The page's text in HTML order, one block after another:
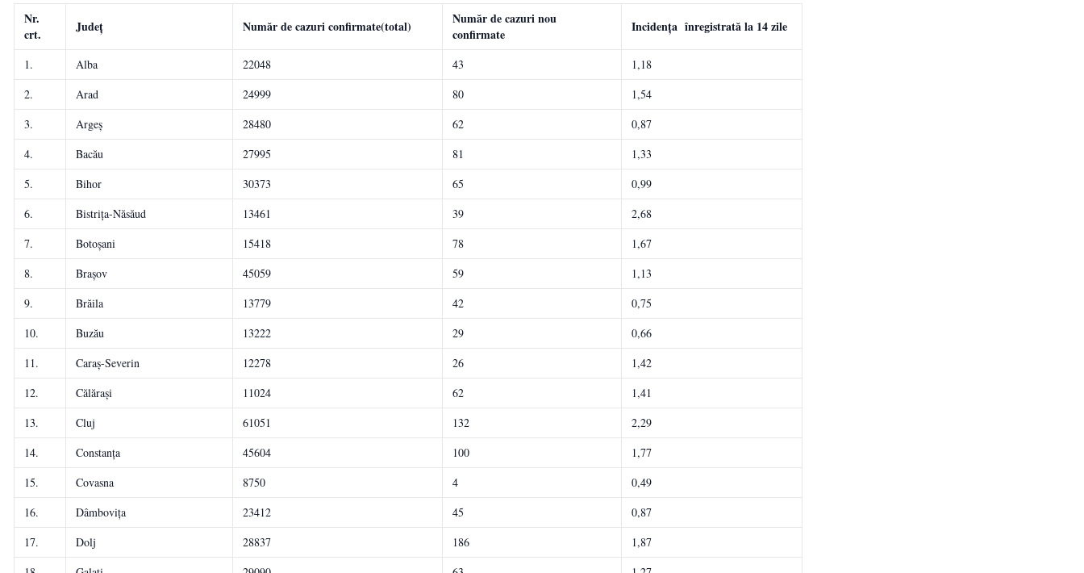
Nr.
crt.
Județ Număr de cazuri confirmate(total)
Număr de cazuri nou
confirmate
Incidența înregistrată la 14 zile
1. Alba 22048 43
1,18
2.
Arad 24999 80
1,54
3.
Argeș 28480 62
0,87
4.
Bacău 27995 81
1,33
5.
Bihor 30373 65
0,99
6.
Bistrița-Năsăud 13461 39
2,68
7.
Botoșani 15418 78
1,67
8.
Brașov 45059 59
1,13
9.
Brăila 13779 42
0,75
10.
Buzău 13222 29
0,66
11.
Caraș-Severin 12278 26
1,42
12.
Călărași 11024 62
1,41
13.
Cluj 61051 132
2,29
14.
Constanța 45604 100
1,77
15.
Covasna 8750 4
0,49
16.
Dâmbovița 23412 45
0,87
17.
Dolj 28837 186
1,87